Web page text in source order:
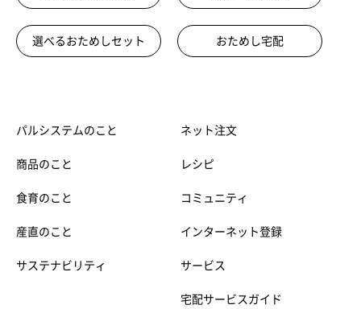
選べるおためしセット おためし宅配
パルシステムのこと
商品のこと
食育のこと
産直のこと
サステナビリティ
ネット注文
レシピ
コミュニティ
インターネット登録
サービス
宅配サービスガイド